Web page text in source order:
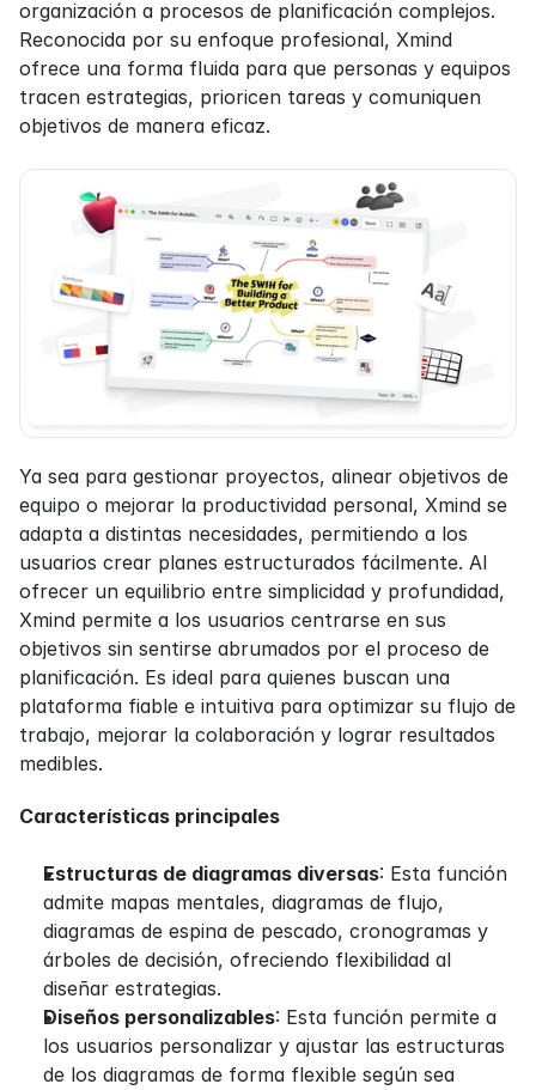
organización a procesos de planificación complejos.
Reconocida por su enfoque profesional, Xmind
ofrece una forma fluida para que personas y equipos
tracen estrategias, prioricen tareas y comuniquen
objetivos de manera eficaz.
Ya sea para gestionar proyectos, alinear objetivos de
equipo o mejorar la productividad personal, Xmind se
adapta a distintas necesidades, permitiendo a los
usuarios crear planes estructurados fácilmente. Al
ofrecer un equilibrio entre simplicidad y profundidad,
Xmind permite a los usuarios centrarse en sus
objetivos sin sentirse abrumados por el proceso de
planificación. Es ideal para quienes buscan una
plataforma fiable e intuitiva para optimizar su flujo de
trabajo, mejorar la colaboración y lograr resultados
medibles.
Características principales
Estructuras de diagramas diversas: Esta función
admite mapas mentales, diagramas de flujo,
diagramas de espina de pescado, cronogramas y
árboles de decisión, ofreciendo flexibilidad al
diseñar estrategias.
Diseños personalizables: Esta función permite a
los usuarios personalizar y ajustar las estructuras
de los diagramas de forma flexible según sea